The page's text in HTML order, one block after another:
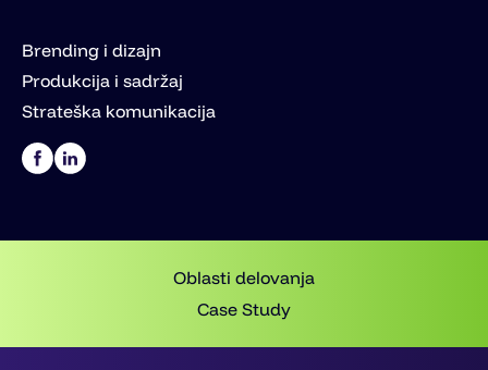
Brending i dizajn
Produkcija i sadržaj
Strateška komunikacija
Oblasti delovanja
Case Study